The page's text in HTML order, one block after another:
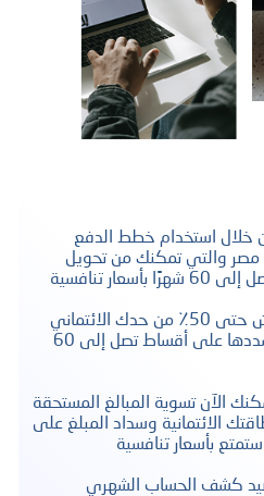
خلال استخدام خطط الدفع
مصر والتي تمكنك من تحويل
تنافسية
احصل على برنامج إيزي كاش حتى 50٪ من حدك الائتماني
باستخدام بطاقتك الائتمانية وسددها على أقساط تصل إلى 60
الآن تسوية المبالغ المستحقة
الائتمانية وسداد المبلغ على